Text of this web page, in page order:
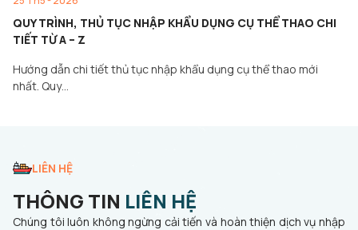
QUY TRÌNH, THỦ TỤC NHẬP KHẨU DỤNG CỤ THỂ THAO CHI
TIẾT TỪ A – Z
Hướng dẫn chi tiết thủ tục nhập khẩu dụng cụ thể thao mới
nhất. Quy…
LIÊN HỆ
THÔNG TIN LIÊN HỆ
Chúng tôi luôn không ngừng cải tiến và hoàn thiện dịch vụ nhập